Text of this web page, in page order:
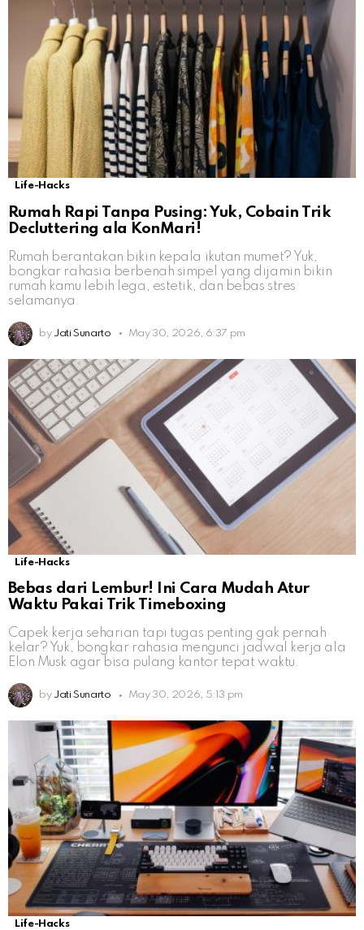
Life-Hacks
Rumah Rapi Tanpa Pusing: Yuk, Cobain Trik
Decluttering ala KonMari!
Rumah berantakan bikin kepala ikutan mumet? Yuk,
bongkar rahasia berbenah simpel yang dijamin bikin
rumah kamu lebih lega, estetik, dan bebas stres
selamanya.
by Jati Sunarto May 30, 2026, 6:37 pm
Life-Hacks
Bebas dari Lembur! Ini Cara Mudah Atur
Waktu Pakai Trik Timeboxing
Capek kerja seharian tapi tugas penting gak pernah
kelar? Yuk, bongkar rahasia mengunci jadwal kerja ala
Elon Musk agar bisa pulang kantor tepat waktu.
by Jati Sunarto May 30, 2026, 5:13 pm
Life-Hacks